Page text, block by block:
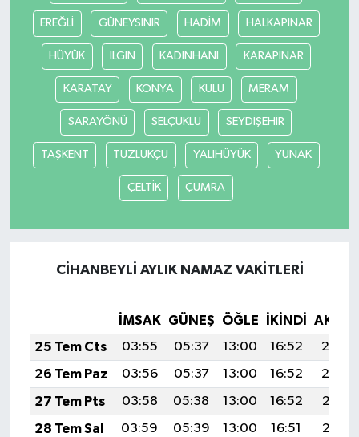
EREĞLİ GÜNEYSINIR HADİM HALKAPINAR
HÜYÜK ILGIN KADINHANI KARAPINAR
KARATAY KONYA KULU MERAM
SARAYÖNÜ SELÇUKLU SEYDİŞEHİR
TAŞKENT TUZLUKÇU YALIHÜYÜK YUNAK
ÇELTİK ÇUMRA
CİHANBEYLİ AYLIK NAMAZ VAKITLERI
İMSAK GÜNEŞ ÖĞLE İKINDI
25 Tem Cts
03:55 05:37 13:00 16:52
20:13
26 Tem Paz
03:56 05:37 13:00 16:52
20:12
27 Tem Pts
03:58 05:38 13:00 16:52
20:11
28 Tem Sal
03:59 05:39 13:00 16:51
20:11